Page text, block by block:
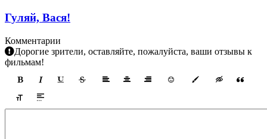
Гуляй, Вася!
Комментарии
Дорогие зрители, оставляйте, пожалуйста, ваши отзывы к
фильмам!